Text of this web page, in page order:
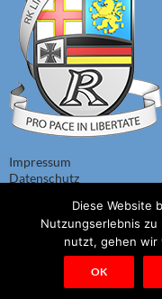
Impressum
Datenschutz
© 1967 - 2026 Alle Rechte
für den Fall von
Kopier-
Diese Website
Nutzungserlebnis
nutzt, gehen wir
OK